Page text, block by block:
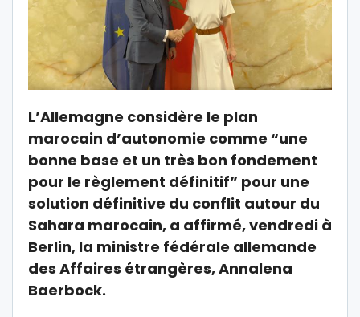
L’Allemagne considère le plan
marocain d’autonomie comme “une
bonne base et un très bon fondement
pour le règlement définitif” pour une
solution définitive du conflit autour du
Sahara marocain, a affirmé, vendredi à
Berlin, la ministre fédérale allemande
des Affaires étrangères, Annalena
Baerbock.